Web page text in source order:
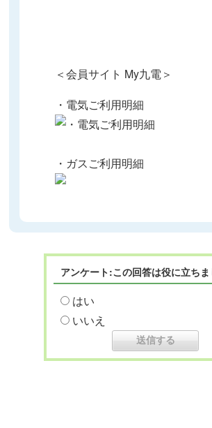
＜会員サイト My九電＞
・電気ご利用明細
・ガスご利用明細
アンケート:この回答は役に立ちま
はい
いいえ